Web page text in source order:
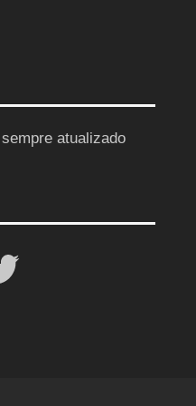
atualizado